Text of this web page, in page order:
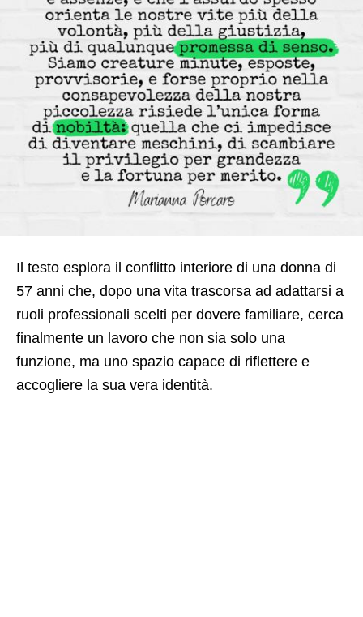
Il testo esplora il conflitto interiore di una donna di
57 anni che, dopo una vita trascorsa ad adattarsi a
ruoli professionali scelti per dovere familiare, cerca
finalmente un lavoro che non sia solo una
funzione, ma uno spazio capace di riflettere e
accogliere la sua vera identità.